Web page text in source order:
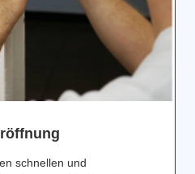
schnellen und